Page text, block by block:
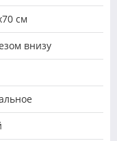
см
внизу